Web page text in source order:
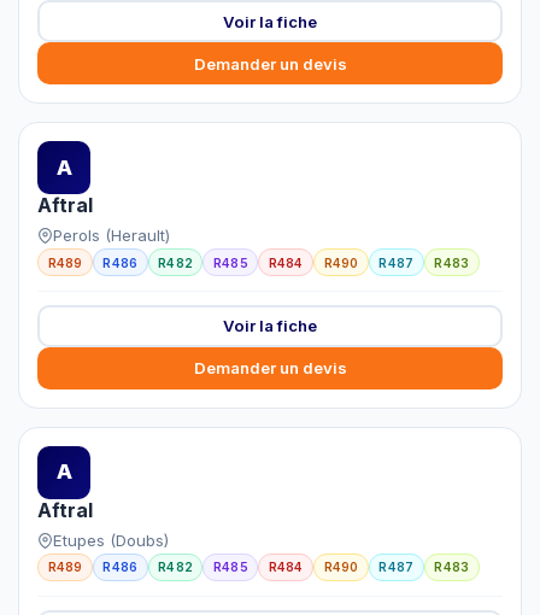
Voir la fiche
Demander un devis
A
Aftral
Perols (Herault)
R489 R486 R482 R485 R484 R490 R487 R483
Voir la fiche
Demander un devis
A
Aftral
Etupes (Doubs)
R489 R486 R482 R485 R484 R490 R487 R483